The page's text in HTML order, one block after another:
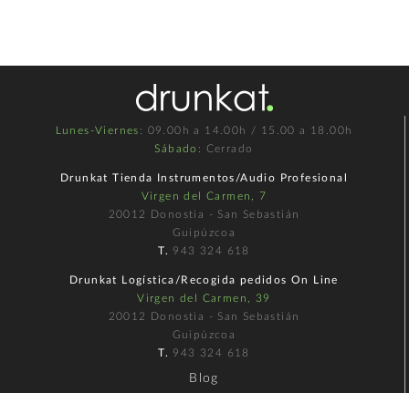
Lunes-Viernes : 09.00h a 14.00h / 15.00 a 18.00h
Sábado : Cerrado
Drunkat Tienda Instrumentos/Audio Profesional
Virgen del Carmen, 7
20012 Donostia - San Sebastián
Guipúzcoa
T. 943 324 618
Drunkat Logística/Recogida pedidos On Line
Virgen del Carmen, 39
20012 Donostia - San Sebastián
Guipúzcoa
T. 943 324 618
Blog